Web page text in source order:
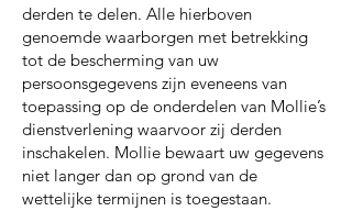
derden te delen. Alle hierboven
genoemde waarborgen met betrekking
tot de bescherming van uw
persoonsgegevens zijn eveneens van
toepassing op de onderdelen van Mollie’s
dienstverlening waarvoor zij derden
inschakelen. Mollie bewaart uw gegevens
niet langer dan op grond van de
wettelijke termijnen is toegestaan.